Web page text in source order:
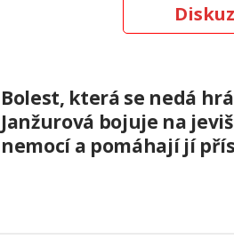
Bolest, která se nedá
Janžurová bojuje na
nemocí a pomáhají jí